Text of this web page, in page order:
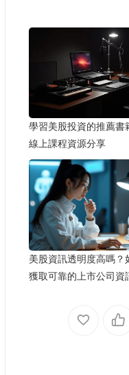
學習美股投資的推薦書
線上課程資源分享
美股資訊透明度高嗎？
獲取可靠的上市公司資